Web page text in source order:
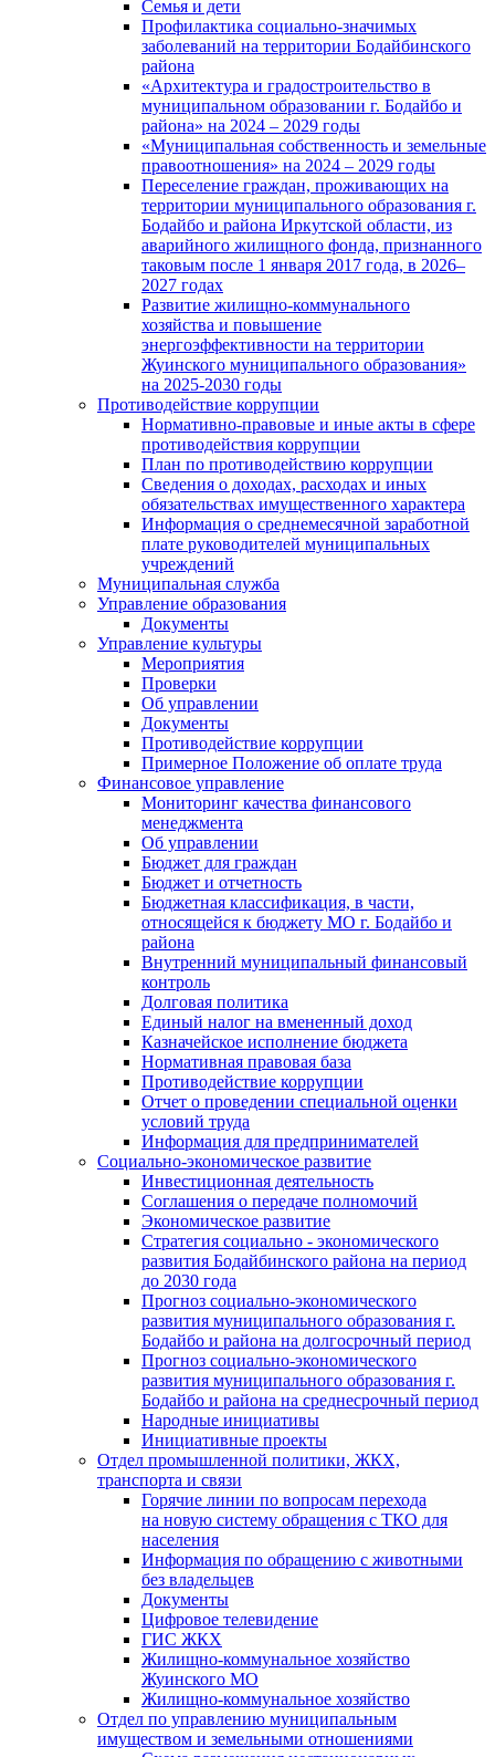
Семья и дети
Профилактика социально-значимых
заболеваний на территории Бодайбинского
района
«Архитектура и градостроительство в
муниципальном образовании г. Бодайбо и
района» на 2024 – 2029 годы
«Муниципальная собственность и земельные
правоотношения» на 2024 – 2029 годы
Переселение граждан, проживающих на
территории муниципального образования г.
Бодайбо и района Иркутской области, из
аварийного жилищного фонда, признанного
таковым после 1 января 2017 года, в 2026–
2027 годах
Развитие жилищно-коммунального
хозяйства и повышение
энергоэффективности на территории
Жуинского муниципального образования»
на 2025-2030 годы
Противодействие коррупции
Нормативно-правовые и иные акты в сфере
противодействия коррупции
План по противодействию коррупции
Сведения о доходах, расходах и иных
обязательствах имущественного характера
Информация о среднемесячной заработной
плате руководителей муниципальных
учреждений
Муниципальная служба
Управление образования
Документы
Управление культуры
Мероприятия
Проверки
Об управлении
Документы
Противодействие коррупции
Примерное Положение об оплате труда
Финансовое управление
Мониторинг качества финансового
менеджмента
Об управлении
Бюджет для граждан
Бюджет и отчетность
Бюджетная классификация, в части,
относящейся к бюджету МО г. Бодайбо и
района
Внутренний муниципальный финансовый
контроль
Долговая политика
Единый налог на вмененный доход
Казначейское исполнение бюджета
Нормативная правовая база
Противодействие коррупции
Отчет о проведении специальной оценки
условий труда
Информация для предпринимателей
Социально-экономическое развитие
Инвестиционная деятельность
Соглашения о передаче полномочий
Экономическое развитие
Стратегия социально - экономического
развития Бодайбинского района на период
до 2030 года
Прогноз социально-экономического
развития муниципального образования г.
Бодайбо и района на долгосрочный период
Прогноз социально-экономического
развития муниципального образования г.
Бодайбо и района на среднесрочный период
Народные инициативы
Инициативные проекты
Отдел промышленной политики, ЖКХ,
транспорта и связи
Горячие линии по вопросам перехода
на новую систему обращения с ТКО для
населения
Информация по обращению с животными
без владельцев
Документы
Цифровое телевидение
ГИС ЖКХ
Жилищно-коммунальное хозяйство
Жуинского МО
Жилищно-коммунальное хозяйство
Отдел по управлению муниципальным
имуществом и земельными отношениями